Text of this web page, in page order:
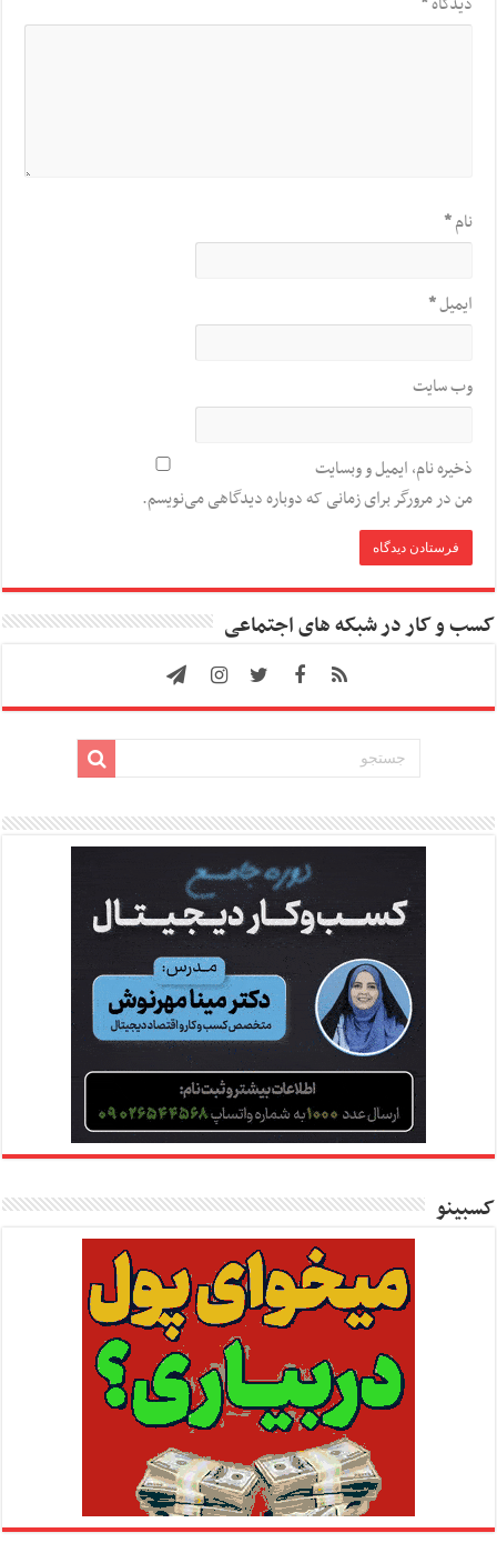
نام*
ایمیل*
وب‌ سایت
ذخیره نام، ایمیل و وبسایت
من در مرورگر برای زمانی که دوباره دیدگاهی می‌نویسم.
کسب و کار در شبکه های اجتماعی
کسبینو